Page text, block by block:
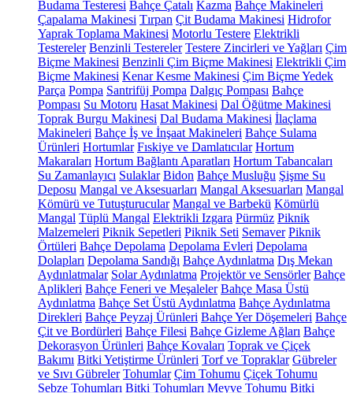
Budama Testeresi Bahçe Çatalı Kazma Bahçe Makineleri
Çapalama Makinesi Tırpan Çit Budama Makinesi Hidrofor
Yaprak Toplama Makinesi Motorlu Testere Elektrikli
Testereler Benzinli Testereler Testere Zincirleri ve Yağları Çim
Biçme Makinesi Benzinli Çim Biçme Makinesi Elektrikli Çim
Biçme Makinesi Kenar Kesme Makinesi Çim Biçme Yedek
Parça Pompa Santrifüj Pompa Dalgıç Pompası Bahçe
Pompası Su Motoru Hasat Makinesi Dal Öğütme Makinesi
Toprak Burgu Makinesi Dal Budama Makinesi İlaçlama
Makineleri Bahçe İş ve İnşaat Makineleri Bahçe Sulama
Ürünleri Hortumlar Fıskiye ve Damlatıcılar Hortum
Makaraları Hortum Bağlantı Aparatları Hortum Tabancaları
Su Zamanlayıcı Sulaklar Bidon Bahçe Musluğu Şişme Su
Deposu Mangal ve Aksesuarları Mangal Aksesuarları Mangal
Kömürü ve Tutuşturucular Mangal ve Barbekü Kömürlü
Mangal Tüplü Mangal Elektrikli Izgara Pürmüz Piknik
Malzemeleri Piknik Sepetleri Piknik Seti Semaver Piknik
Örtüleri Bahçe Depolama Depolama Evleri Depolama
Dolapları Depolama Sandığı Bahçe Aydınlatma Dış Mekan
Aydınlatmalar Solar Aydınlatma Projektör ve Sensörler Bahçe
Aplikleri Bahçe Feneri ve Meşaleler Bahçe Masa Üstü
Aydınlatma Bahçe Set Üstü Aydınlatma Bahçe Aydınlatma
Direkleri Bahçe Peyzaj Ürünleri Bahçe Yer Döşemeleri Bahçe
Çit ve Bordürleri Bahçe Filesi Bahçe Gizleme Ağları Bahçe
Dekorasyon Ürünleri Bahçe Kovaları Toprak ve Çiçek
Bakımı Bitki Yetiştirme Ürünleri Torf ve Topraklar Gübreler
ve Sıvı Gübreler Tohumlar Çim Tohumu Çiçek Tohumu
Sebze Tohumları Bitki Tohumları Meyve Tohumu Bitki